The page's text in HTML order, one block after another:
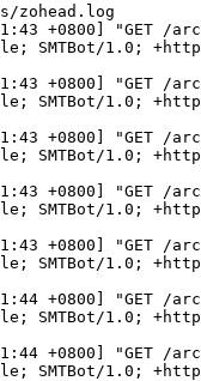
zohead.log
+0800] "GET /
SMTBot/1.0;
+0800] "GET /
SMTBot/1.0;
+0800] "GET /
SMTBot/1.0;
+0800] "GET /
SMTBot/1.0;
+0800] "GET /
SMTBot/1.0;
+0800] "GET /
SMTBot/1.0;
+0800] "GET /
SMTBot/1.0;